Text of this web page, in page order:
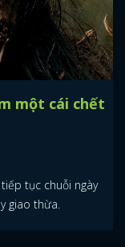
một cái chết
tục chuỗi ngày
giao thừa.